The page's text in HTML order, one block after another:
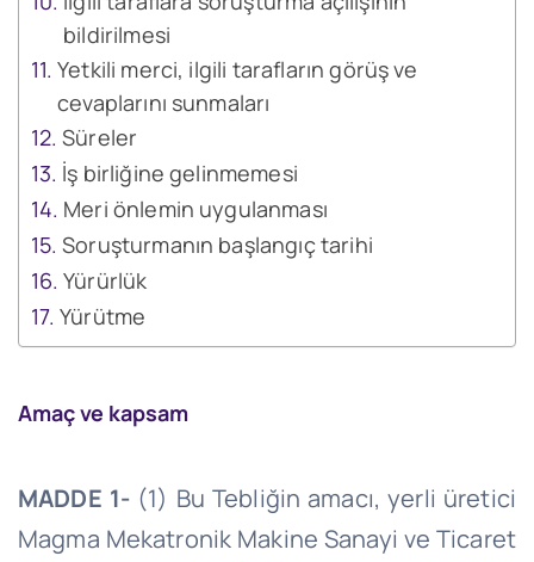
bildirilmesi
Yetkili merci, ilgili tarafların görüş ve
cevaplarını sunmaları
Süreler
İş birliğine gelinmemesi
Meri önlemin uygulanması
Soruşturmanın başlangıç tarihi
Yürürlük
Yürütme
Amaç ve kapsam
MADDE 1- (1) Bu Tebliğin amacı, yerli üretici
Magma Mekatronik Makine Sanayi ve Ticaret